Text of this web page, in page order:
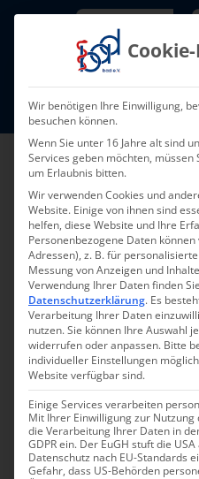
Skip
Fort- und
Erbringung
Wir benötigen Ihre Einwilligung,
besuchen können.
Wenn Sie unter 16 Jahre alt sind
Services geben möchten,
um Erlaubnis bitten.
Wir verwenden Cookies und
Website. Einige von ihnen sind
helfen, diese Website und Ihre
Personenbezogene Daten
Adressen), z. B. für
Messung von Anzeigen und
Verwendung Ihrer Daten finden
Datenschutzerklärung. Es
Verarbeitung Ihrer Daten
nutzen.Sie können Ihre Auswahl
widerrufen oder anpassen. Bitte
individueller Einstellungen
Website verfügbar sind.
Einige Services verarbeiten
Mit Ihrer Einwilligung zur
die Verarbeitung Ihrer Daten in
GDPR ein. Der EuGH stuft die
Datenschutz nach EU-Standards
Gefahr, dass US-Behörden